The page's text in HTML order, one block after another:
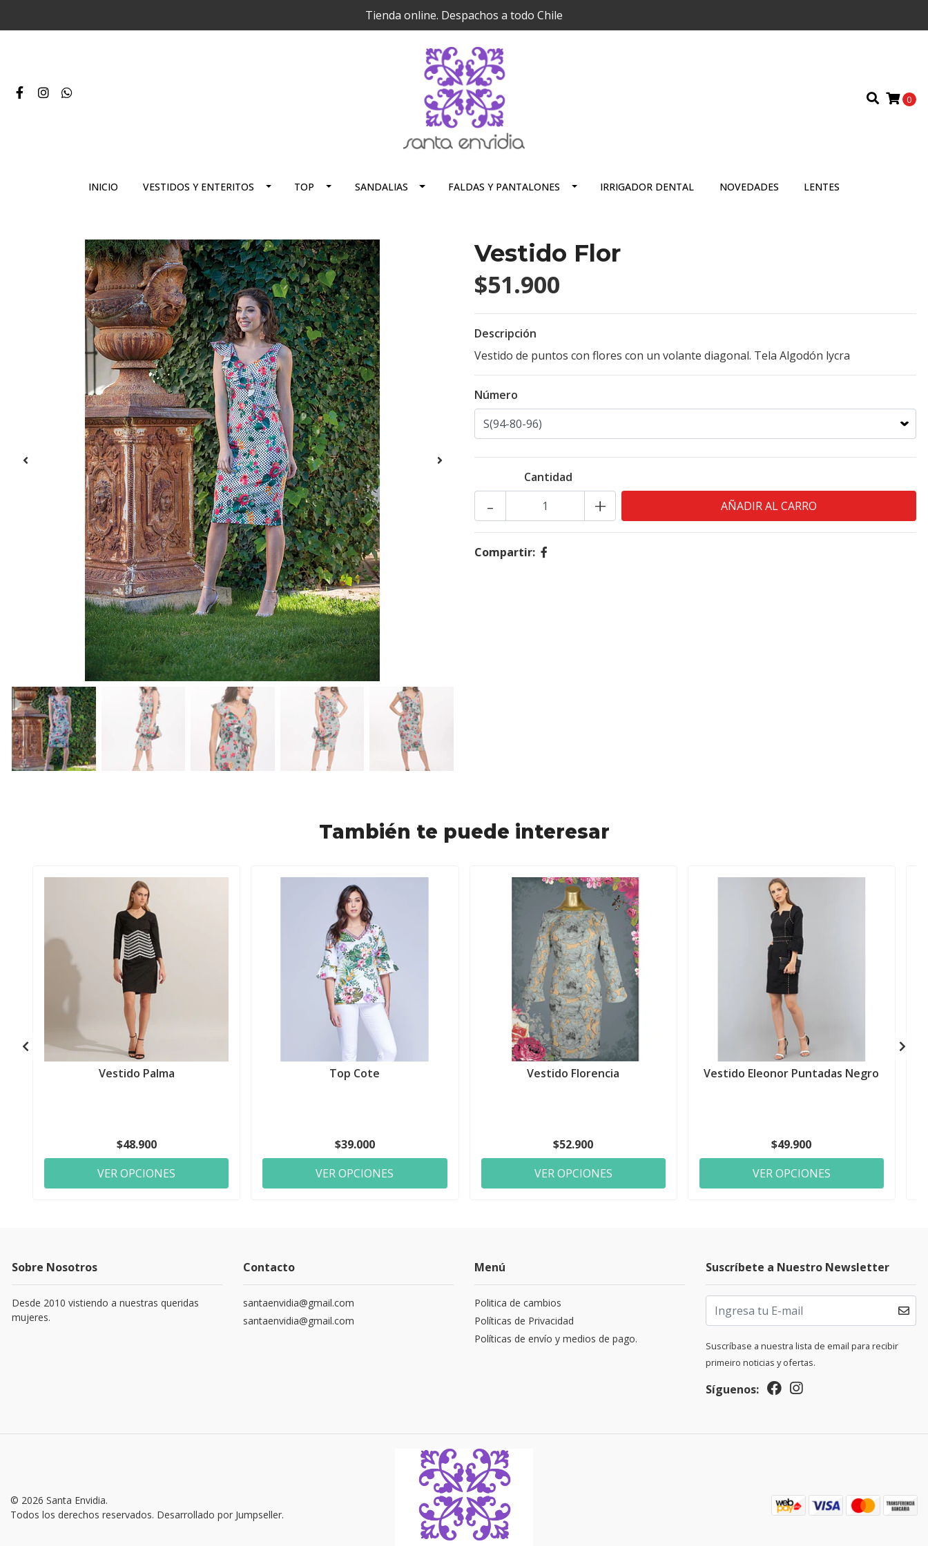
Tienda online. Despachos a todo Chile
0
INICIO VESTIDOS Y ENTERITOS TOP SANDALIAS FALDAS Y PANTALONES IRRIGADOR DENTAL NOVEDADES LENTES
Vestido Flor
$51.900
Descripción
Vestido de puntos con flores con un volante diagonal. Tela Algodón lycra
Número
Cantidad
+
-
Compartir:
También te puede interesar
Vestido Palma
$48.900
VER OPCIONES
Top Cote
$39.000
VER OPCIONES
Vestido Florencia
$52.900
VER OPCIONES
Vestido Eleonor Puntadas Negro
$49.900
VER OPCIONES
Sobre Nosotros
Desde 2010 vistiendo a nuestras queridas
mujeres.
Contacto
santaenvidia@gmail.com
santaenvidia@gmail.com
Menú
Politica de cambios
Políticas de Privacidad
Políticas de envío y medios de pago.
Suscríbete a Nuestro Newsletter
Suscríbase a nuestra lista de email para recibir
primeiro noticias y ofertas.
Síguenos:
© 2026 Santa Envidia.
Todos los derechos reservados. Desarrollado por Jumpseller.